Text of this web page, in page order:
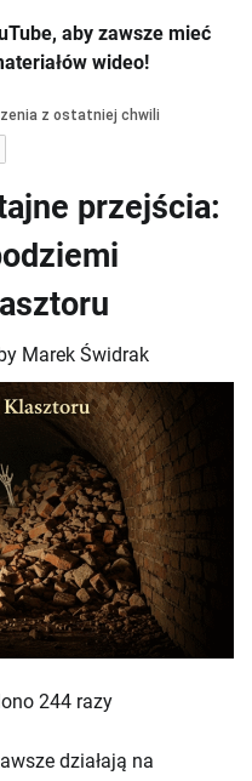
aby zawsze mieć
wideo!
przejścia:
by Marek Świdrak
244 razy
działają na